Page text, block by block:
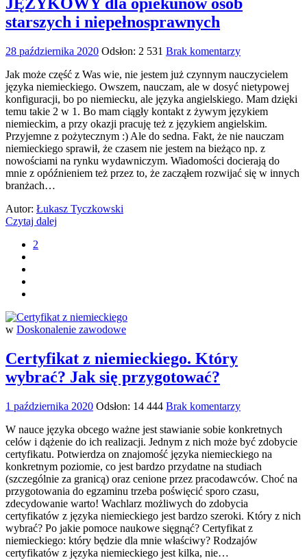
JĘZYKOWY dla opiekunów osób
starszych i niepełnosprawnych
28 października 2020 Odsłon: 2 531 Brak komentarzy
Jak może część z Was wie, nie jestem już czynnym nauczycielem
języka niemieckiego. Owszem, nauczam, ale w dosyć nietypowej
konfiguracji, bo po niemiecku, ale języka angielskiego. Mam dzięki
temu takie 2 w 1. Bo mam ciągły kontakt z żywym językiem
niemieckim, a przy okazji pracuję też z językiem angielskim.
Przyjemne z pożytecznym :) Ale do sedna. Fakt, że nie nauczam
niemieckiego sprawił, że czasem nie jestem na bieżąco np. z
nowościami na rynku wydawniczym. Wiadomości docierają do
mnie z opóźnieniem też przez to, że zacząłem rozwijać się w innych
branżach…
Autor: Łukasz Tyczkowski
Czytaj dalej
2
w Doskonalenie zawodowe
Certyfikat z niemieckiego. Który
wybrać? Jak się przygotować?
1 października 2020 Odsłon: 14 444 Brak komentarzy
W nauce języka obcego ważne jest stawianie sobie konkretnych
celów i dążenie do ich realizacji. Jednym z nich może być zdobycie
certyfikatu. Potwierdza on znajomość języka niemieckiego na
konkretnym poziomie, co jest bardzo przydatne na studiach
(szczególnie za granicą) oraz cenione przez pracodawców. Choć na
przygotowania do egzaminu trzeba poświęcić sporo czasu,
zdecydowanie warto! Wachlarz możliwych do zdobycia
certyfikatów z języka niemieckiego jest bardzo szeroki. Który z nich
wybrać? Po jakie pomoce naukowe sięgnąć? Certyfikat z
niemieckiego: który będzie dla mnie właściwy? Rodzajów
certyfikatów z języka niemieckiego jest kilka, nie…